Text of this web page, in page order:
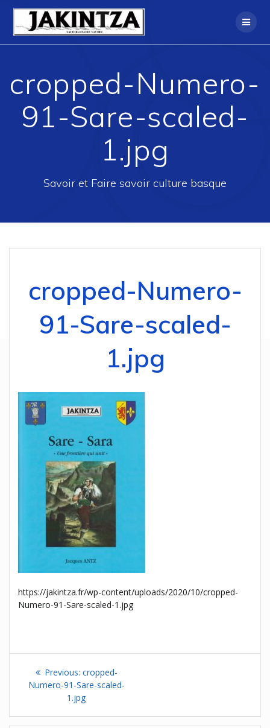
Skip
to
content
cropped-Numero-
91-Sare-scaled-
1.jpg
Savoir et Faire savoir culture basque
cropped-Numero-
91-Sare-scaled-
1.jpg
https://jakintza.fr/wp-content/uploads/2020/10/cropped-
Numero-91-Sare-scaled-1.jpg
Navigation
de
l’article
Previous: Previous
post:
cropped-
Numero-91-Sare-scaled-
1.jpg